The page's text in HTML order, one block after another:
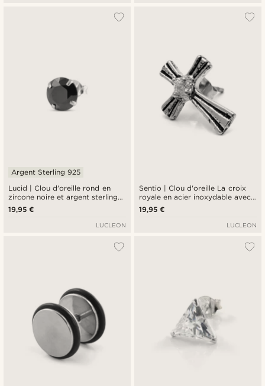
Lucid | Clou d'oreille rond en
zircone noire et argent sterling
925 - 8 mm
Argent Sterling 925
19,95 €
LUCLEON
Sentio | Clou d'oreille La croix
royale en acier inoxydable avec
zircone
19,95 €
LUCLEON